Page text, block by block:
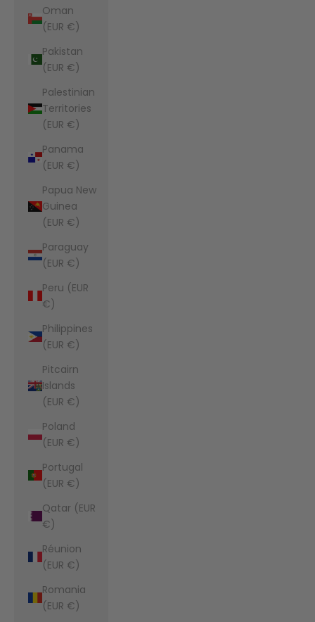
Oman
(EUR €)
Pakistan
(EUR €)
Palestinian
Territories
(EUR €)
Panama
(EUR €)
Papua New
Guinea
(EUR €)
Paraguay
(EUR €)
Peru (EUR
€)
Philippines
(EUR €)
Pitcairn
Islands
(EUR €)
Poland
(EUR €)
Portugal
(EUR €)
Qatar (EUR
€)
Réunion
(EUR €)
Romania
(EUR €)